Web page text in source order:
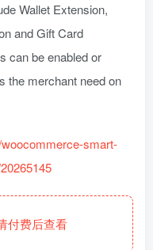
Wallet Extension,
and Gift Card
can be enabled or
the merchant need on
smart-
付费后查看